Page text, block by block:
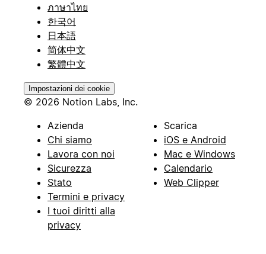
ภาษาไทย
한국어
日本語
简体中文
繁體中文
Impostazioni dei cookie
© 2026 Notion Labs, Inc.
Azienda
Chi siamo
Lavora con noi
Sicurezza
Stato
Termini e privacy
I tuoi diritti alla
privacy
Scarica
iOS e Android
Mac e Windows
Calendario
Web Clipper